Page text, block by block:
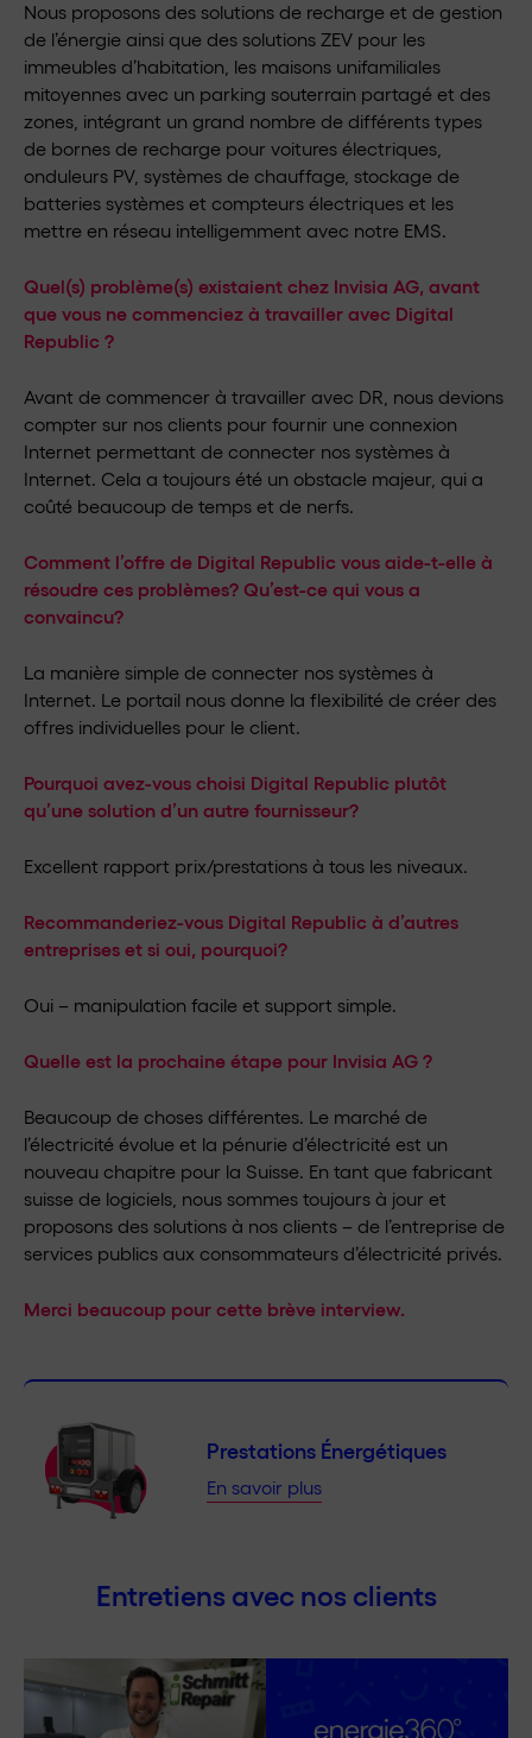
Nous proposons des solutions de recharge et de gestion
de l’énergie ainsi que des solutions ZEV pour les
immeubles d’habitation, les maisons unifamiliales
mitoyennes avec un parking souterrain partagé et des
zones, intégrant un grand nombre de différents types
de bornes de recharge pour voitures électriques,
onduleurs PV, systèmes de chauffage, stockage de
batteries systèmes et compteurs électriques et les
mettre en réseau intelligemment avec notre EMS.
Quel(s) problème(s) existaient chez Invisia AG, avant
que vous ne commenciez à travailler avec Digital
Republic ?
Avant de commencer à travailler avec DR, nous devions
compter sur nos clients pour fournir une connexion
Internet permettant de connecter nos systèmes à
Internet. Cela a toujours été un obstacle majeur, qui a
coûté beaucoup de temps et de nerfs.
Comment l’offre de Digital Republic vous aide-t-elle à
résoudre ces problèmes? Qu’est-ce qui vous a
convaincu?
La manière simple de connecter nos systèmes à
Internet. Le portail nous donne la flexibilité de créer des
offres individuelles pour le client.
Pourquoi avez-vous choisi Digital Republic plutôt
qu’une solution d’un autre fournisseur?
Excellent rapport prix/prestations à tous les niveaux.
Recommanderiez-vous Digital Republic à d’autres
entreprises et si oui, pourquoi?
Oui – manipulation facile et support simple.
Quelle est la prochaine étape pour Invisia AG ?
Beaucoup de choses différentes. Le marché de
l’électricité évolue et la pénurie d’électricité est un
nouveau chapitre pour la Suisse. En tant que fabricant
suisse de logiciels, nous sommes toujours à jour et
proposons des solutions à nos clients – de l’entreprise de
services publics aux consommateurs d’électricité privés.
Merci beaucoup pour cette brève interview.
Prestations Énergétiques
En savoir plus
Entretiens avec nos clients